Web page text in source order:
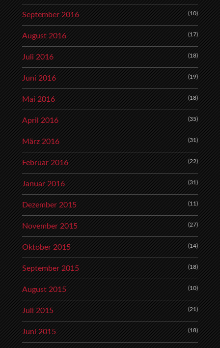
September 2016 (10)
August 2016 (17)
Juli 2016 (18)
Juni 2016 (19)
Mai 2016 (18)
April 2016 (35)
März 2016 (31)
Februar 2016 (22)
Januar 2016 (31)
Dezember 2015 (11)
November 2015 (27)
Oktober 2015 (14)
September 2015 (18)
August 2015 (10)
Juli 2015 (21)
Juni 2015 (18)